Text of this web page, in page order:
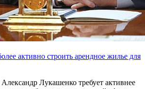
активно строить арендное жилье для
Лукашенко требует активнее